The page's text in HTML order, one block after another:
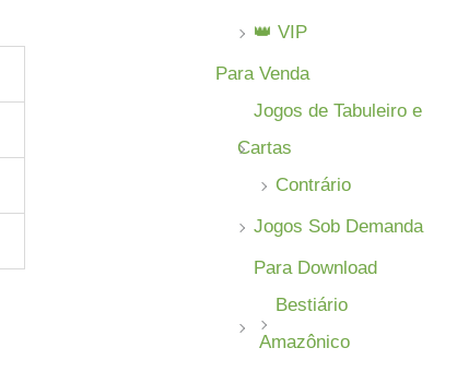
👑 VIP
Para Venda
Jogos de Tabuleiro e
Cartas
Contrário
Jogos Sob Demanda
Para Download
Bestiário
Amazônico